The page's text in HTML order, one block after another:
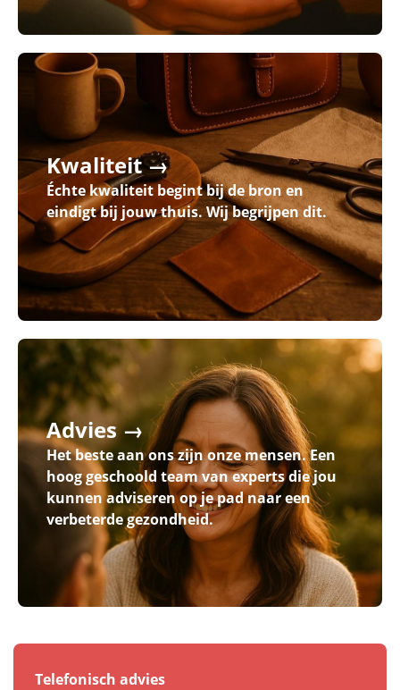
Kwaliteit →
Échte kwaliteit begint bij de bron en
eindigt bij jouw thuis. Wij begrijpen dit.
Advies →
Het beste aan ons zijn onze mensen. Een
hoog geschoold team van experts die jou
kunnen adviseren op je pad naar een
verbeterde gezondheid.
Telefonisch advies